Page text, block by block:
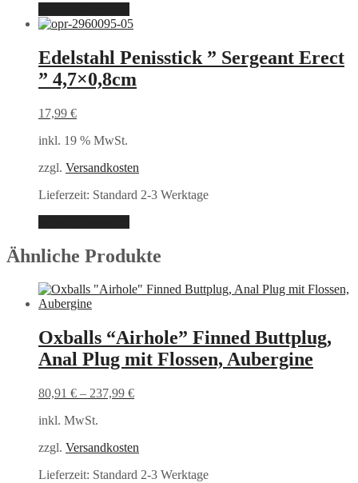
Edelstahl Penisstick ” Sergeant Erect
” 4,7×0,8cm
17,99 €
inkl. 19 % MwSt.
zzgl. Versandkosten
Lieferzeit: Standard 2-3 Werktage
Ähnliche Produkte
Oxballs “Airhole” Finned Buttplug,
Anal Plug mit Flossen, Aubergine
80,91 € – 237,99 €
inkl. MwSt.
zzgl. Versandkosten
Lieferzeit: Standard 2-3 Werktage